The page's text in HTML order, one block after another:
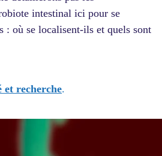
intestinal ici pour se
: où se localisent-ils et quels sont
et recherche.